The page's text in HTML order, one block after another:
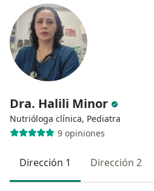
Dra. Halili Minor
Nutrióloga clínica, Pediatra
9 opiniones
Dirección 1 Dirección 2